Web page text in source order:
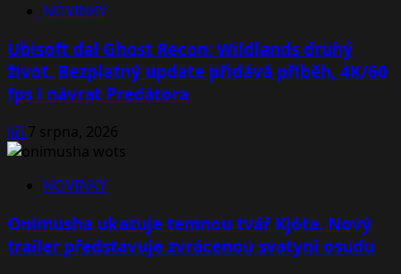
NOVINKY
Ubisoft dal Ghost Recon: Wildlands druhý
život. Bezplatný update přidává příběh, 4K/60
fps i návrat Predátora
Jiří7 srpna, 2026
NOVINKY
Onimusha ukazuje temnou tvář Kjóta. Nový
trailer představuje zvrácenou svatyni osudu